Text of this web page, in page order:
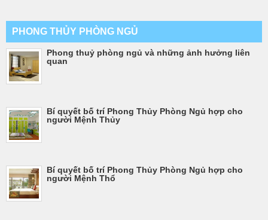
PHONG THỦY PHÒNG NGỦ
Phong thuỷ phòng ngủ và những ảnh hưởng liên
quan
Bí quyết bố trí Phong Thủy Phòng Ngủ hợp cho
người Mệnh Thủy
Bí quyết bố trí Phong Thủy Phòng Ngủ hợp cho
người Mệnh Thổ